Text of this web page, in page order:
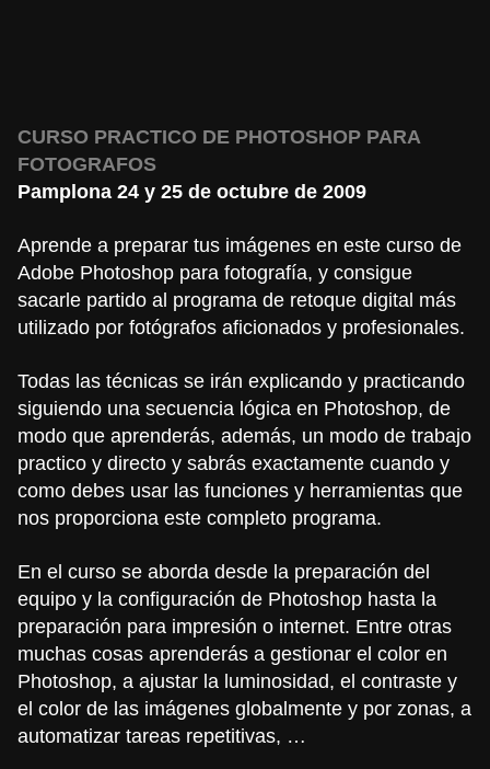
CURSO PRACTICO DE PHOTOSHOP PARA
FOTOGRAFOS
Pamplona 24 y 25 de octubre de 2009
Aprende a preparar tus imágenes en este curso de
Adobe Photoshop para fotografía, y consigue
sacarle partido al programa de retoque digital más
utilizado por fotógrafos aficionados y profesionales.
Todas las técnicas se irán explicando y practicando
siguiendo una secuencia lógica en Photoshop, de
modo que aprenderás, además, un modo de trabajo
practico y directo y sabrás exactamente cuando y
como debes usar las funciones y herramientas que
nos proporciona este completo programa.
En el curso se aborda desde la preparación del
equipo y la configuración de Photoshop hasta la
preparación para impresión o internet. Entre otras
muchas cosas aprenderás a gestionar el color en
Photoshop, a ajustar la luminosidad, el contraste y
el color de las imágenes globalmente y por zonas, a
automatizar tareas repetitivas, …